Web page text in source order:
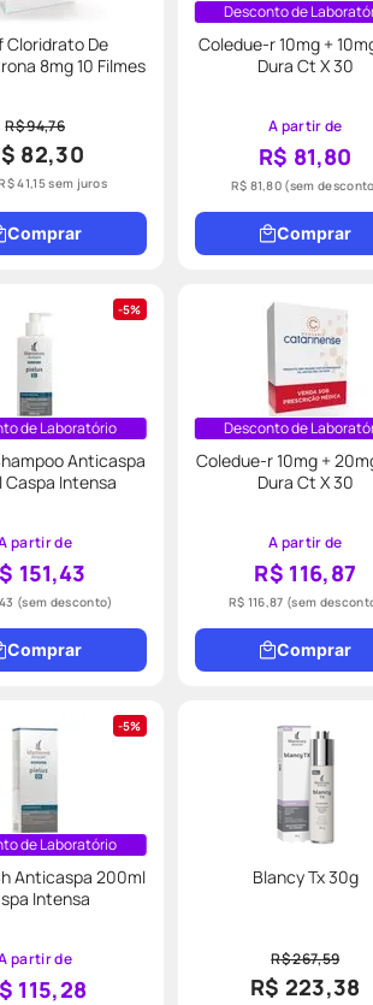
Cloridrato De
8mg 10 Filmes
R$ 94,76
82,30
41,15sem juros
Comprar
Desconto de
Coledue-r 10mg +
Dura Ct X 30
A partir de
R$ 81,80
R$ 81,80 (sem
Comprar
5%
de Laboratório
Anticaspa
Caspa Intensa
partir de
151,43
(sem desconto)
Comprar
Desconto de
Coledue-r 10mg +
Dura Ct X 30
A partir de
R$ 116,87
R$ 116,87 (sem
Comprar
5%
de Laboratório
Anticaspa 200ml
Intensa
partir de
115,28
Blancy Tx 30g
R$ 267,59
R$ 223,38